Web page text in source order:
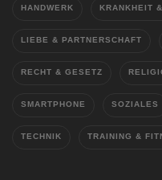
HANDWERK KRANKHEIT
LIEBE & PARTNERSCHAFT
RECHT & GESETZ
SMARTPHONE SOZIALES
TECHNIK TRAINING &